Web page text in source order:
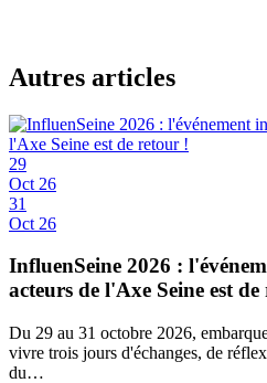
Autres articles
29
Oct 26
31
Oct 26
InfluenSeine 2026 :
acteurs de l'Axe Seine est
Du 29 au 31 octobre 2026,
vivre trois jours d'échanges, de
du…